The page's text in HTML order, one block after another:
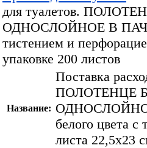
для туалетов.
ОДНОСЛОЙНОЕ В
тистением и
упаковке 200 листов
Название:
Поставка
ПОЛОТЕНЦЕ
белого цвета
листа 22,5х23